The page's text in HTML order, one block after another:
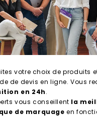
votre choix de produits
de devis en ligne. Vous
en 24h.
vous conseillent la
de marquage en